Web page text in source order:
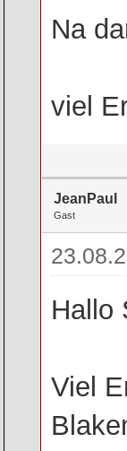
Na
viel
JeanPaul
Gast
Hallo
Viel